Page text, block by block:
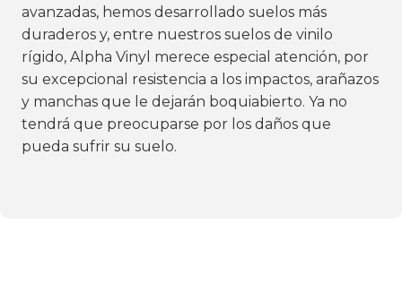
avanzadas, hemos desarrollado suelos más
duraderos y, entre nuestros suelos de vinilo
rígido, Alpha Vinyl merece especial atención, por
su excepcional resistencia a los impactos, arañazos
y manchas que le dejarán boquiabierto. Ya no
tendrá que preocuparse por los daños que
pueda sufrir su suelo.